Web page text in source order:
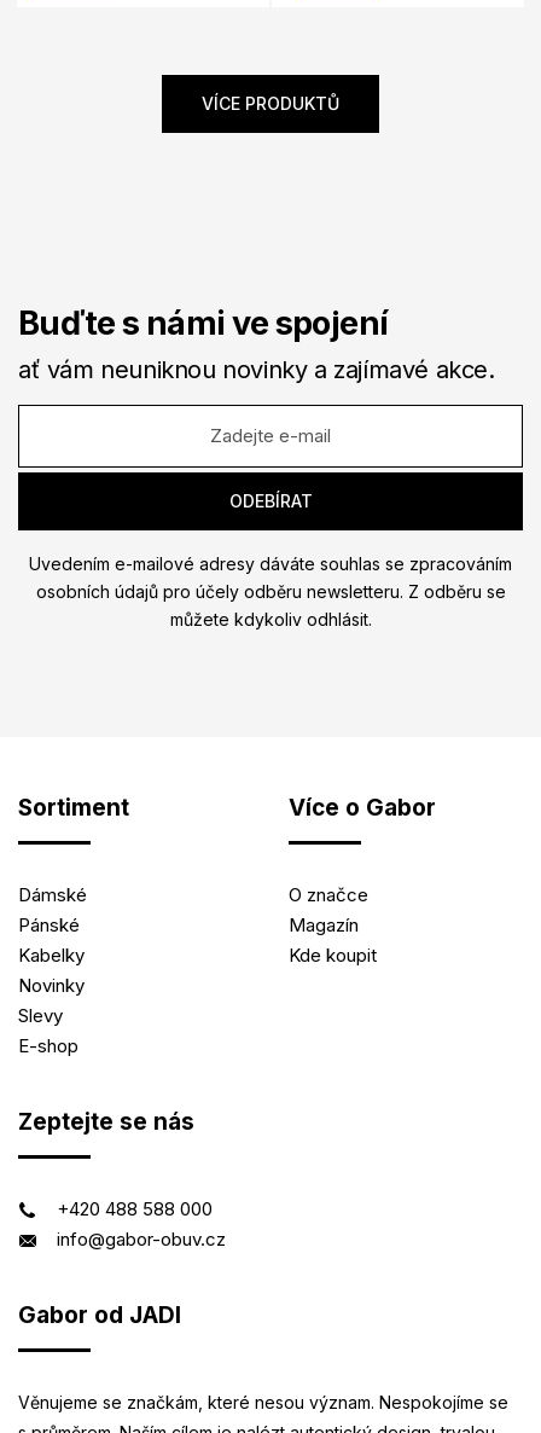
VÍCE PRODUKTŮ
Buďte s námi ve spojení
ať vám neuniknou novinky a zajímavé akce.
Uvedením e-mailové adresy dáváte souhlas se zpracováním
osobních údajů pro účely odběru newsletteru. Z odběru se
můžete kdykoliv odhlásit.
Sortiment
Dámské
Pánské
Kabelky
Novinky
Slevy
E-shop
Více o Gabor
O značce
Magazín
Kde koupit
Zeptejte se nás
+420 488 588 000
info@gabor-obuv.cz
Gabor od JADI
Věnujeme se značkám, které nesou význam. Nespokojíme se